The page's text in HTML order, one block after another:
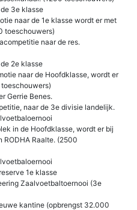
3e klasse
naar de 1e klasse wordt er met
toeschouwers)
naar de res.
2e klasse
naar de Hoofdklasse, wordt er
Gerrie Benes.
naar de 3e divisie landelijk.
in de Hoofdklasse, wordt er bij
Raalte. (2500
1e klasse
Zaalvoetbaltoernooi (3e
kantine (opbrengst 32.000